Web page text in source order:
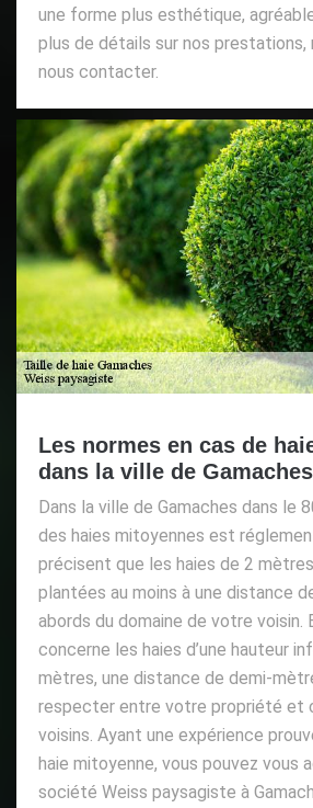
une forme plus esthétique,
plus de détails sur nos prestations,
nous contacter.
Les normes en cas de
dans la ville de Gamaches
Dans la ville de Gamaches dans le
des haies mitoyennes est
précisent que les haies de 2
plantées au moins à une distance
abords du domaine de votre voisin.
concerne les haies d’une hauteur
mètres, une distance de demi-
respecter entre votre propriété et
voisins. Ayant une expérience
haie mitoyenne, vous pouvez vous
société Weiss paysagiste à